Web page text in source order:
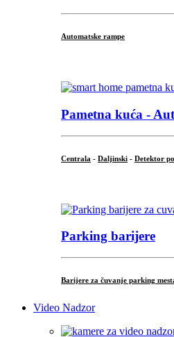
Automatske rampe
Pametna kuća -
Centrala - Daljinski - Detektor
Parking barijere
Barijere za čuvanje parking
Video Nadzor